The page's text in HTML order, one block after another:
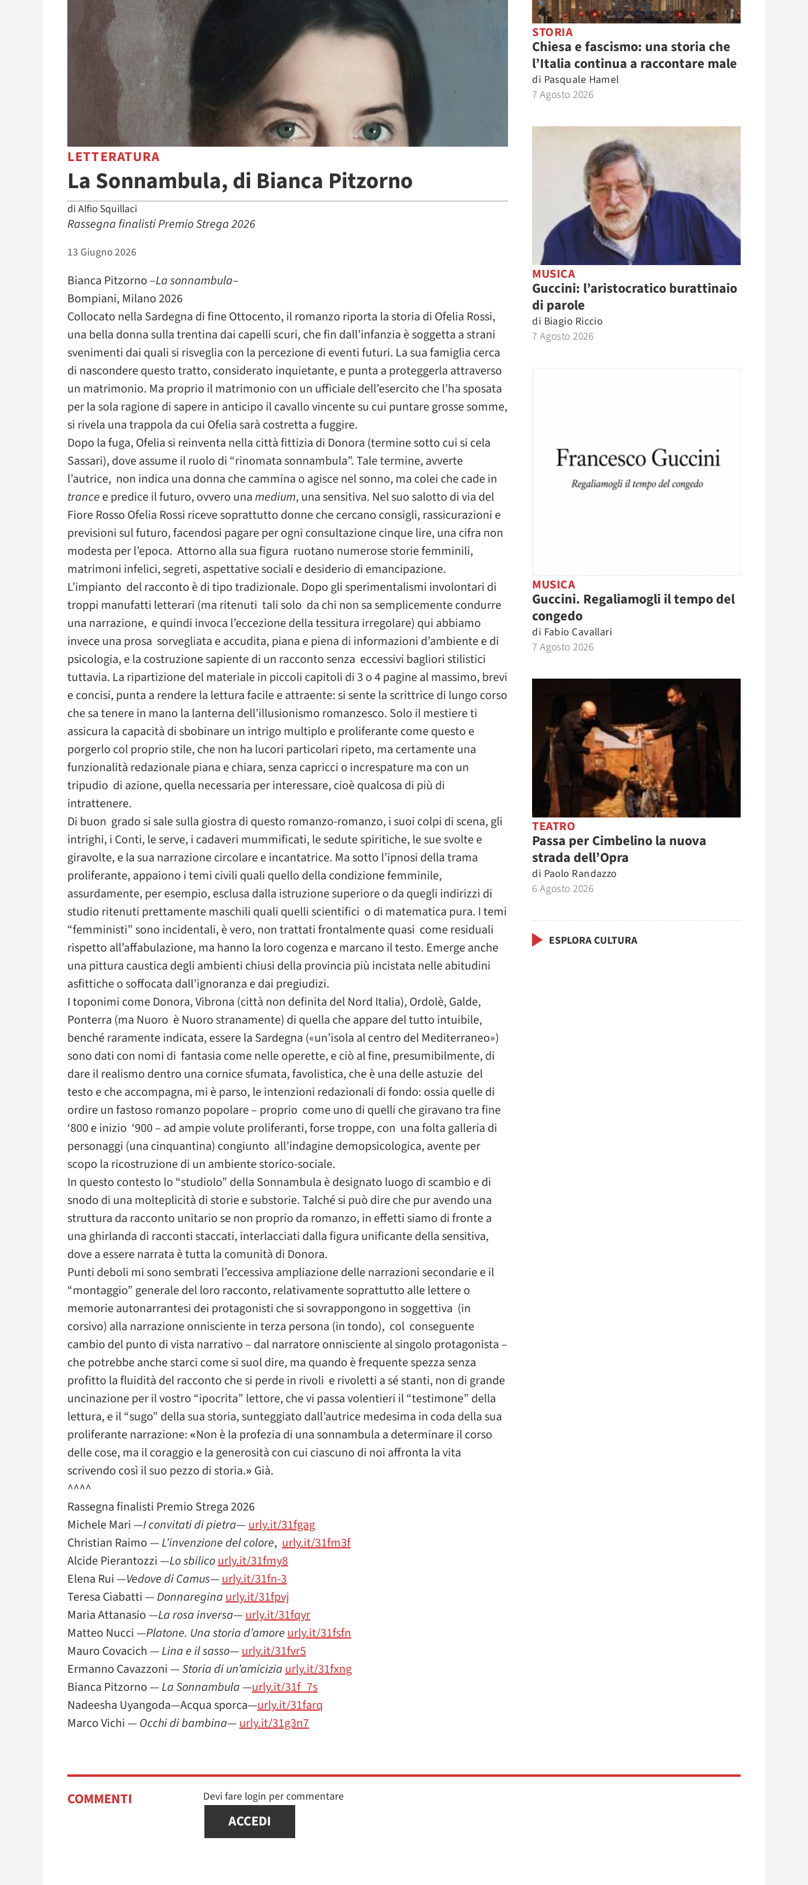
LETTERATURA
La Sonnambula, di Bianca Pitzorno
di Alfio Squillaci
Rassegna finalisti Premio Strega 2026
13 Giugno 2026
Bianca Pitzorno –Lasonnambula–
Bompiani, Milano 2026
Collocato nella Sardegna di fine Ottocento, il romanzo riporta la storia di Ofelia Rossi,
una bella donna sulla trentina dai capelli scuri, che fin dall’infanzia è soggetta a strani
svenimenti dai quali si risveglia con la percezione di eventi futuri. La sua famiglia cerca
di nascondere questo tratto, considerato inquietante, e punta a proteggerla attraverso
un matrimonio. Ma proprio il matrimonio con un ufficiale dell’esercito che l’ha sposata
per la sola ragione di sapere in anticipo il cavallo vincente su cui puntare grosse somme,
si rivela una trappola da cui Ofelia sarà costretta a fuggire.
Dopo la fuga, Ofelia si reinventa nella città fittizia di Donora (termine sotto cui si cela
Sassari), dove assume il ruolo di “rinomata sonnambula”. Tale termine, avverte
l’autrice, non indica una donna che cammina o agisce nel sonno, ma colei che cade in
trance e predice il futuro, ovvero unamedium, una sensitiva. Nel suo salotto di via del
Fiore Rosso Ofelia Rossi riceve soprattutto donne che cercano consigli, rassicurazioni e
previsioni sul futuro, facendosi pagare per ogni consultazione cinque lire, una cifra non
modesta per l’epoca. Attorno alla sua figura ruotano numerose storie femminili,
matrimoni infelici, segreti, aspettative sociali e desiderio di emancipazione.
L’impianto del racconto è di tipo tradizionale. Dopo gli sperimentalismi involontari di
troppi manufatti letterari (ma ritenuti tali solo da chi non sa semplicemente condurre
una narrazione, e quindi invoca l’eccezione della tessitura irregolare) qui abbiamo
invece una prosa sorvegliata e accudita, piana e piena di informazioni d’ambiente e di
psicologia, e la costruzione sapiente di un racconto senza eccessivi bagliori stilistici
tuttavia. La ripartizione del materiale in piccoli capitoli di 3 o 4 pagine al massimo, brevi
e concisi, punta a rendere la lettura facile e attraente: si sente la scrittrice di lungo corso
che sa tenere in mano la lanterna dell’illusionismo romanzesco. Solo il mestiere ti
assicura la capacità di sbobinare un intrigo multiplo e proliferante come questo e
porgerlo col proprio stile, che non ha lucori particolari ripeto, ma certamente una
funzionalità redazionale piana e chiara, senza capricci o increspature ma con un
tripudio di azione, quella necessaria per interessare, cioè qualcosa di più di
intrattenere.
Di buon grado si sale sulla giostra di questo romanzo-romanzo, i suoi colpi di scena, gli
intrighi, i Conti, le serve, i cadaveri mummificati, le sedute spiritiche, le sue svolte e
giravolte, e la sua narrazione circolare e incantatrice. Ma sotto l’ipnosi della trama
proliferante, appaiono i temi civili quali quello della condizione femminile,
assurdamente, per esempio, esclusa dalla istruzione superiore o da quegli indirizzi di
studio ritenuti prettamente maschili quali quelli scientifici o di matematica pura. I temi
“femministi” sono incidentali, è vero, non trattati frontalmente quasi come residuali
rispetto all’affabulazione, ma hanno la loro cogenza e marcano il testo. Emerge anche
una pittura caustica degli ambienti chiusi della provincia più incistata nelle abitudini
asfittiche o soffocata dall’ignoranza e dai pregiudizi.
I toponimi come Donora, Vibrona (città non definita del Nord Italia), Ordolè, Galde,
Ponterra (ma Nuoro è Nuoro stranamente) di quella che appare del tutto intuibile,
benché raramente indicata, essere la Sardegna («un’isola al centro del Mediterraneo»)
sono dati con nomi di fantasia come nelle operette, e ciò al fine, presumibilmente, di
dare il realismo dentro una cornice sfumata, favolistica, che è una delle astuzie del
testo e che accompagna, mi è parso, le intenzioni redazionali di fondo: ossia quelle di
ordire un fastoso romanzo popolare – proprio come uno di quelli che giravano tra fine
‘800 e inizio ‘900 – ad ampie volute proliferanti, forse troppe, con una folta galleria di
personaggi (una cinquantina) congiunto all’indagine demopsicologica, avente per
scopo la ricostruzione di un ambiente storico-sociale.
In questo contesto lo “studiolo” della Sonnambula è designato luogo di scambio e di
snodo di una molteplicità di storie e substorie. Talché si può dire che pur avendo una
struttura da racconto unitario se non proprio da romanzo, in effetti siamo di fronte a
una ghirlanda di racconti staccati, interlacciati dalla figura unificante della sensitiva,
dove a essere narrata è tutta la comunità di Donora.
Punti deboli mi sono sembrati l’eccessiva ampliazione delle narrazioni secondarie e il
“montaggio” generale del loro racconto, relativamente soprattutto alle lettere o
memorie autonarrantesi dei protagonisti che si sovrappongono in soggettiva (in
corsivo) alla narrazione onnisciente in terza persona (in tondo), col conseguente
cambio del punto di vista narrativo – dal narratore onnisciente al singolo protagonista –
che potrebbe anche starci come si suol dire, ma quando è frequente spezza senza
profitto la fluidità del racconto che si perde in rivoli e rivoletti a sé stanti, non di grande
uncinazione per il vostro “ipocrita” lettore, che vi passa volentieri il “testimone” della
lettura, e il “sugo” della sua storia, sunteggiato dall’autrice medesima in coda della sua
proliferante narrazione: «Non è la profezia di una sonnambula a determinare il corso
delle cose, ma il coraggio e la generosità con cui ciascuno di noi affronta la vita
scrivendo così il suo pezzo di storia.» Già.
^^^^
Rassegna finalisti Premio Strega 2026
Michele Mari —Iconvitatidipietra—urly.it/31fgag
Christian Raimo —L’invenzione del colore, urly.it/31fm3f
Alcide Pierantozzi —Lo sbilicourly.it/31fmy8
Elena Rui —Vedove di Camus—urly.it/31fn-3
Teresa Ciabatti —Donnareginaurly.it/31fpvj
Maria Attanasio —La rosa inversa—urly.it/31fqyr
Matteo Nucci —Platone. Una storia d’amoreurly.it/31fsfn
Mauro Covacich —Lina e il sasso—urly.it/31fvr5
Ermanno Cavazzoni —Storia di un’amiciziaurly.it/31fxng
Bianca Pitzorno —La Sonnambula —urly.it/31f_7s
Nadeesha Uyangoda—Acqua sporca—urly.it/31farq
Marco Vichi — Occhidibambina—urly.it/31g3n7
STORIA
Chiesa e fascismo: una storia che
l’Italia continua a raccontare male
di Pasquale Hamel
7 Agosto 2026
MUSICA
Guccini: l’aristocratico burattinaio
di parole
di Biagio Riccio
7 Agosto 2026
MUSICA
Guccini. Regaliamogli il tempo del
congedo
di Fabio Cavallari
7 Agosto 2026
TEATRO
Passa per Cimbelino la nuova
strada dell’Opra
di Paolo Randazzo
6 Agosto 2026
ESPLORA CULTURA
COMMENTI Devi fare login per commentare
ACCEDI